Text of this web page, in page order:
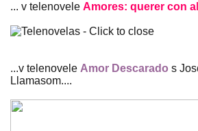
... v telenovele Amores: querer con
...v telenovele Amor Descarado s
Llamasom....